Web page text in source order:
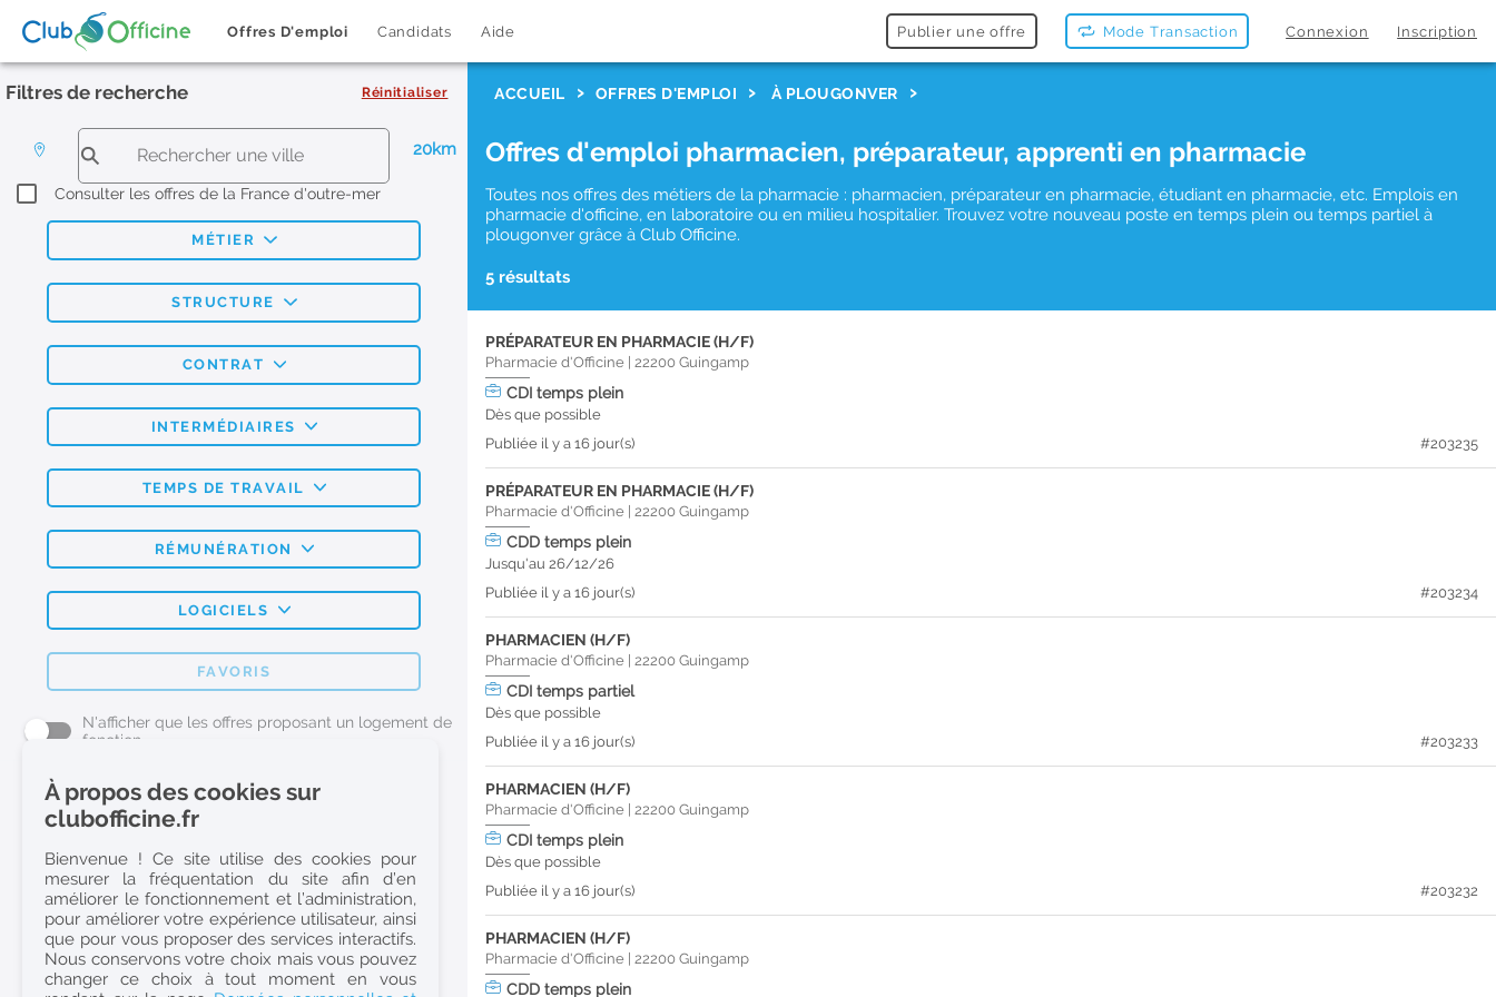
Offres D'emploi Candidats Aide Publier une offre Mode Transaction Connexion Inscription
Filtres de recherche Réinitialiser
20km
Consulter les offres de la France d'outre-mer
MÉTIER
STRUCTURE
CONTRAT
INTERMÉDIAIRES
TEMPS DE TRAVAIL
RÉMUNÉRATION
LOGICIELS
FAVORIS
N'afficher que les offres proposant un logement de
fonction
L'emploi Pharmacie par métier
Pharmacien (H/F)
Préparateur en Pharmacie (H/F)
Etudiant en Pharmacie (H/F)
Etudiant en Pharmacie 6e année validée (H/F)
Conseiller Dermo Cosmetique - Esthéticienne (H/F)
ACCUEIL OFFRES D'EMPLOI À PLOUGONVER
Offres d'emploi pharmacien, préparateur, apprenti en pharmacie
Toutes nos offres des métiers de la pharmacie : pharmacien, préparateur en pharmacie, étudiant en pharmacie, etc. Emplois en
pharmacie d'officine, en laboratoire ou en milieu hospitalier. Trouvez votre nouveau poste en temps plein ou temps partiel à
plougonver grâce à Club Officine.
5 résultats
PRÉPARATEUR EN PHARMACIE (H/F)
Pharmacie d'Officine |22200Guingamp
CDItemps plein
Dès que possible
Publiée il y a 16 jour(s)
#203235
PRÉPARATEUR EN PHARMACIE (H/F)
Pharmacie d'Officine |22200Guingamp
CDDtemps plein
Jusqu'au 26/12/26
Publiée il y a 16 jour(s)
#203234
PHARMACIEN (H/F)
Pharmacie d'Officine |22200Guingamp
CDItemps partiel
Dès que possible
Publiée il y a 16 jour(s)
#203233
PHARMACIEN (H/F)
Pharmacie d'Officine |22200Guingamp
CDItemps plein
Dès que possible
Publiée il y a 16 jour(s)
#203232
PHARMACIEN (H/F)
Pharmacie d'Officine |22200Guingamp
CDDtemps plein
À propos des cookies sur
clubofficine.fr
Bienvenue ! Ce site utilise des cookies pour
mesurer la fréquentation du site afin d’en
améliorer le fonctionnement et l’administration,
pour améliorer votre expérience utilisateur, ainsi
que pour vous proposer des services interactifs.
Nous conservons votre choix mais vous pouvez
changer ce choix à tout moment en vous